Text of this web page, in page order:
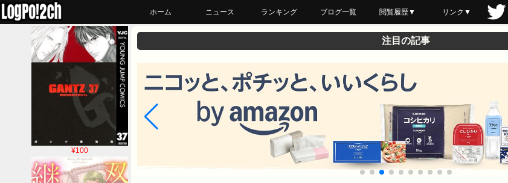
ホーム ニュース ランキング ブログ一覧 閲覧履歴▼
最近読んだ
あとで読む
ブックマーク
リンク▼
¥100
注目の記事